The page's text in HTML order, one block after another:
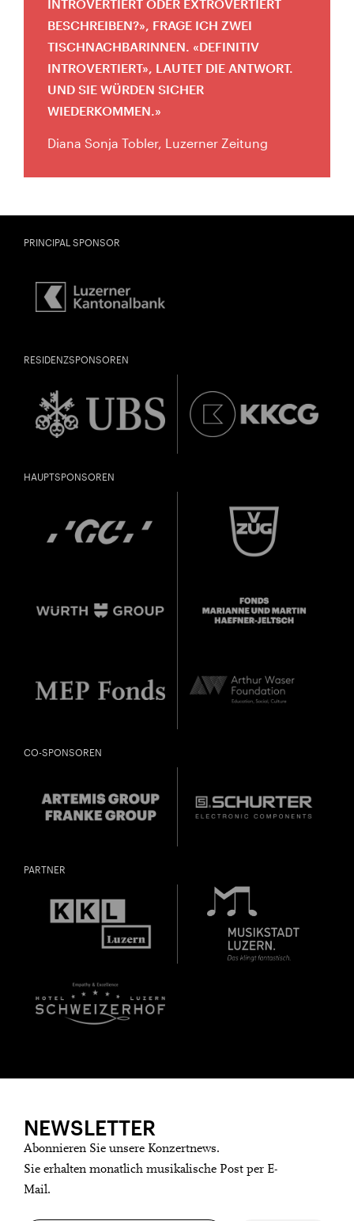
INTROVERTIERT ODER EXTROVERTIERT
BESCHREIBEN?», FRAGE ICH ZWEI
TISCHNACHBARINNEN. «DEFINITIV
INTROVERTIERT», LAUTET DIE ANTWORT.
UND SIE WÜRDEN SICHER
WIEDERKOMMEN.
Diana Sonja Tobler, Luzerner Zeitung
Überprüfen
PRINCIPAL SPONSOR
RESIDENZSPONSOREN
HAUPTSPONSOREN
CO-SPONSOREN
PARTNER
NEWSLETTER
Abonnieren Sie unsere Konzertnews.
Sie erhalten monatlich musikalische Post per E-
Mail.